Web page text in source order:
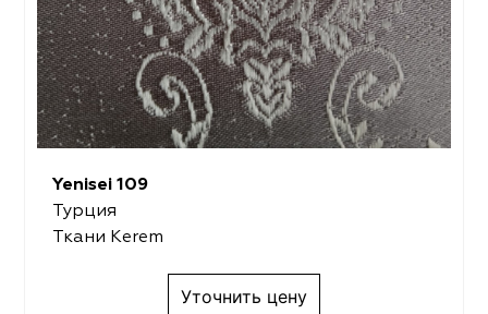
Yenisei 109
Турция
Ткани Kerem
Уточнить цену